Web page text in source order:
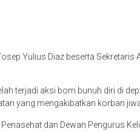
Yulius Diaz beserta Sekretaris
terjadi aksi bom bunuh diri di
yang mengakibatkan korban
dan Dewan Pengurus